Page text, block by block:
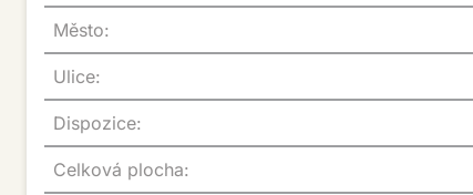
Město:
Ulice:
Dispozice:
Celková plocha: